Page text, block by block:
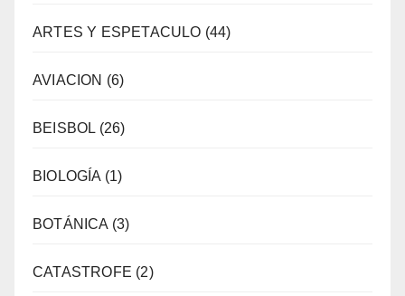
ARTES Y ESPETACULO (44)
AVIACION (6)
BEISBOL (26)
BIOLOGÍA (1)
BOTÁNICA (3)
CATASTROFE (2)